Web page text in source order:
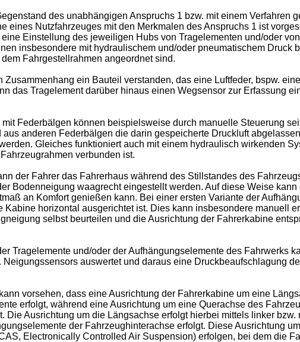
des unabhängigen Anspruchs 1 bzw. mit einem Verfahren
eines Nutzfahrzeuges mit den Merkmalen des Anspruchs 1 ist
Einstellung des jeweiligen Hubs von Tragelementen und/oder
insbesondere mit hydraulischem und/oder pneumatischem Druck
Fahrgestellrahmen angeordnet sind.
ein Bauteil verstanden, das eine Luftfeder, bspw.
das Tragelement darüber hinaus einen Wegsensor zur Erfassung
Federbälgen können beispielsweise durch manuelle Steuerung
anderen Federbälgen die darin gespeicherte Druckluft
Gleiches funktioniert auch mit einem hydraulisch wirkenden
verbunden ist.
der Fahrer das Fahrerhaus während des Stillstandes des
Bodenneigung waagrecht eingestellt werden. Auf diese Weise
an Komfort genießen kann. Bei einer ersten Variante der
horizontal ausgerichtet ist. Dies kann insbesondere manuell
selbst beurteilen und die Ausrichtung der Fahrerkabine
Tragelemente und/oder der Aufhängungselemente des Fahrwerks
auswertet und daraus eine Druckbeaufschlagung
vorsehen, dass eine Ausrichtung der Fahrerkabine um eine
erfolgt, während eine Ausrichtung um eine Querachse des
Ausrichtung um die Längsachse erfolgt hierbei mittels linker
der Fahrzeughinterachse erfolgt. Diese Ausrichtung
Electronically Controlled Air Suspension) erfolgen, bei dem die